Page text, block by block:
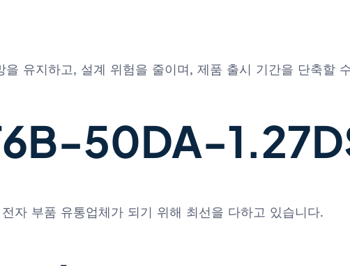
을 유지하고, 설계 위험을 줄이며, 제품 출시 기간을 단축할
50DA-
자 부품 유통업체가 되기 위해 최선을 다하고 있습니다.